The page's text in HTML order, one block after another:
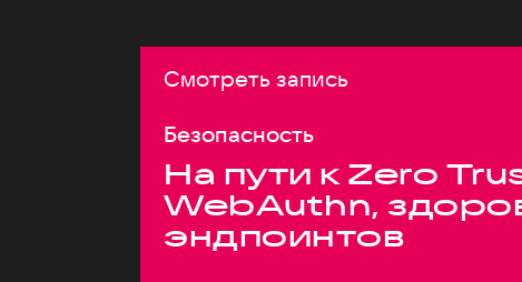
Смотреть запись
Безопасность
На пути к Zero
WebAuthn,
эндпоинтов